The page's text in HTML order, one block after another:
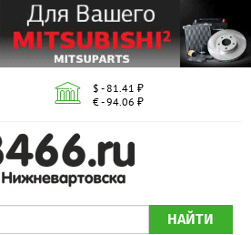
$ - 81.41 ₽
€ - 94.06 ₽
НАЙТИ